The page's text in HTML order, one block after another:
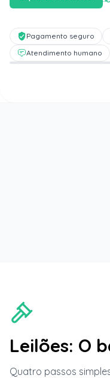
Pagamento seguro
Atendimento humano
Leilões: O
Quatro passos